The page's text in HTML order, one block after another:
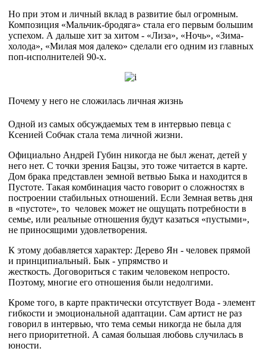
Но при этом и личный вклад в развитие был огромным.
Композиция «Мальчик-бродяга» стала его первым большим
успехом. А дальше хит за хитом - «Лиза», «Ночь», «Зима-
холода», «Милая моя далеко» сделали его одним из главных
поп-исполнителей 90-х.
Почему у него не сложилась личная жизнь
Одной из самых обсуждаемых тем в интервью певца с
Ксенией Собчак стала тема личной жизни.
Официально Андрей Губин никогда не был женат, детей у
него нет. С точки зрения Бацзы, это тоже читается в карте.
Дом брака представлен земной ветвью Быка и находится в
Пустоте. Такая комбинация часто говорит о сложностях в
построении стабильных отношений. Если Земная ветвь дня
в «пустоте», то человек может не ощущать потребности в
семье, или реальные отношения будут казаться «пустыми»,
не приносящими удовлетворения.
К этому добавляется характер: Дерево Ян - человек прямой
и принципиальный. Бык - упрямство и
жесткость. Договориться с таким человеком непросто.
Поэтому, многие его отношения были недолгими.
Кроме того, в карте практически отсутствует Вода - элемент
гибкости и эмоциональной адаптации. Сам артист не раз
говорил в интервью, что тема семьи никогда не была для
него приоритетной. А самая большая любовь случилась в
юности.